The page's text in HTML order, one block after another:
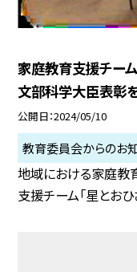
家庭教育支援チーム
文部科学大臣表彰
公開日 2024/05/10
教育委員会からのお
地域における家庭教
支援チーム「星とお